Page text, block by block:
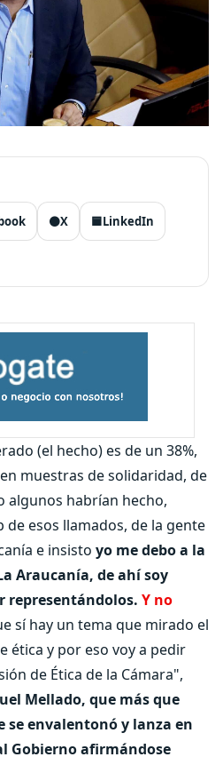
⚫X 🟦LinkedIn
(el hecho) es de un 38%,
muestras de solidaridad, de
algunos habrían hecho,
esos llamados, de la gente
e insisto yo me debo a la
Araucanía, de ahí soy
representándolos. Y no
sí hay un tema que mirado el
ética y por eso voy a pedir
de Ética de la Cámara",
Mellado, que más que
se envalentonó y lanza en
Gobierno afirmándose